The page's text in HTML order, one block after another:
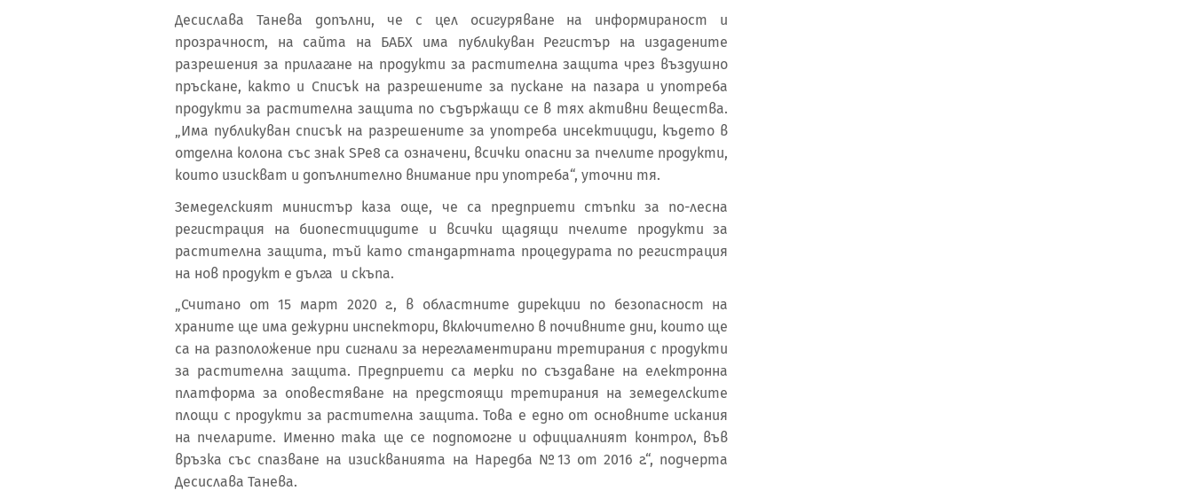
Десислава Танева допълни, че с цел осигуряване на информираност и
прозрачност, на сайта на БАБХ има публикуван Регистър на издадените
разрешения за прилагане на продукти за растителна защита чрез въздушно
пръскане, както и Списък на разрешените за пускане на пазара и употреба
продукти за растителна защита по съдържащи се в тях активни вещества.
„Има публикуван списък на разрешените за употреба инсектициди, където в
отделна колона със знак SPe8 са означени, всички опасни за пчелите продукти,
които изискват и допълнително внимание при употреба“, уточни тя.
Земеделският министър каза още, че са предприети стъпки за по-лесна
регистрация на биопестицидите и всички щадящи пчелите продукти за
растителна защита, тъй като стандартната процедурата по регистрация
на нов продукт е дълга и скъпа.
„Считано от 15 март 2020 г., в областните дирекции по безопасност на
храните ще има дежурни инспектори, включително в почивните дни, които ще
са на разположение при сигнали за нерегламентирани третирания с продукти
за растителна защита. Предприети са мерки по създаване на електронна
платформа за оповестяване на предстоящи третирания на земеделските
площи с продукти за растителна защита. Това е едно от основните искания
на пчеларите. Именно така ще се подпомогне и официалният контрол, във
връзка със спазване на изискванията на Наредба №13 от 2016 г.“, подчерта
Десислава Танева.